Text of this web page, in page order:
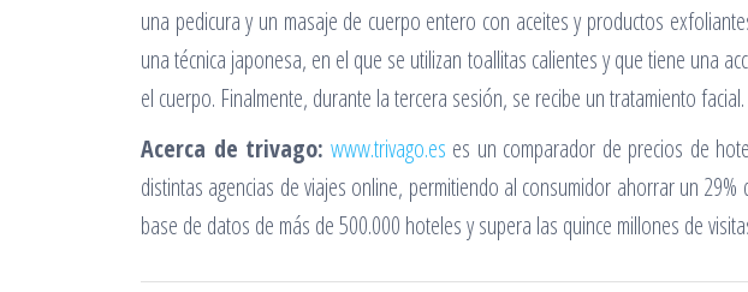
una pedicura y un masaje de cuerpo entero con aceites y productos
una técnica japonesa, en el que se utilizan toallitas calientes y que tiene una
el cuerpo. Finalmente, durante la tercera sesión, se recibe un tratamiento facial.
Acerca de trivago: www.trivago.es es un comparador de precios de
distintas agencias de viajes online, permitiendo al consumidor ahorrar un
base de datos de más de 500.000 hoteles y supera las quince millones de